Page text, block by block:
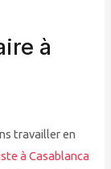
à
travailler en
à Casablanca